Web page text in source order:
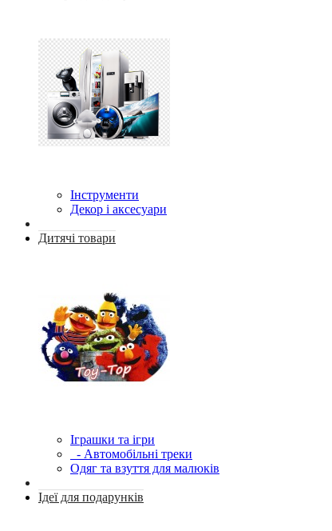
Інструменти
Декор і аксесуари
Дитячі товари
Іграшки та ігри
- Автомобільні треки
Одяг та взуття для малюків
Ідеї для подарунків